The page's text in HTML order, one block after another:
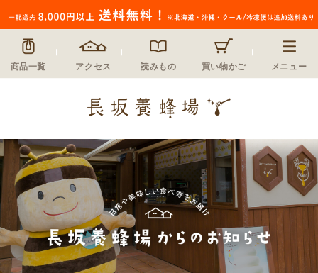
商品一覧 アクセス 読みもの 買い物かご メニュー